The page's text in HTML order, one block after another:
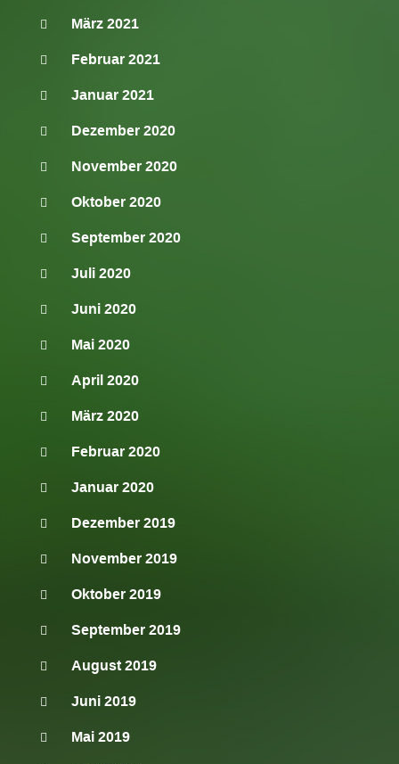
März 2021
Februar 2021
Januar 2021
Dezember 2020
November 2020
Oktober 2020
September 2020
Juli 2020
Juni 2020
Mai 2020
April 2020
März 2020
Februar 2020
Januar 2020
Dezember 2019
November 2019
Oktober 2019
September 2019
August 2019
Juni 2019
Mai 2019